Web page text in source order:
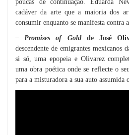
poucas de continuação. Eduarda
cadáver da arte que a maioria dos
consumir enquanto se manifesta contra
– Promises of Goldde José
descendente de emigrantes mexicanos
si só, uma epopeia e Olivarez
uma obra poética onde se reflecte o
para a misturadora a sua auto assumida